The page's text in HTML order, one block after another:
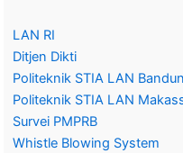
LAN RI
Ditjen Dikti
Politeknik STIA LAN
Politeknik STIA LAN
Survei PMPRB
Whistle Blowing System